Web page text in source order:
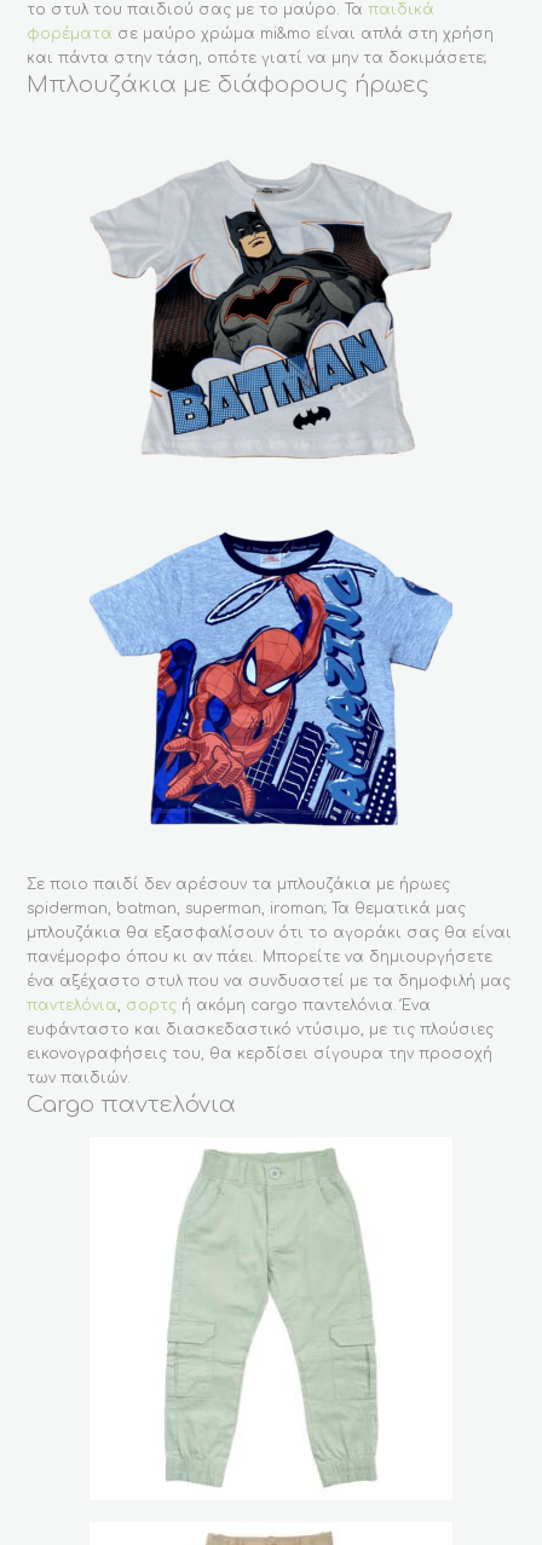
το στυλ του παιδιού σας με το μαύρο. Ταπαιδικά
φορέματα σε μαύρο χρώμα mi&mo είναι απλά στη χρήση
και πάντα στην τάση, οπότε γιατί να μην τα δοκιμάσετε;
Μπλουζάκια με διάφορους ήρωες
Σε ποιο παιδί δεν αρέσουν τα μπλουζάκια με ήρωες
spiderman, batman, superman, iroman; Τα θεματικά μας
μπλουζάκια θα εξασφαλίσουν ότι το αγοράκι σας θα είναι
πανέμορφο όπου κι αν πάει. Μπορείτε να δημιουργήσετε
ένα αξέχαστο στυλ που να συνδυαστεί με τα δημοφιλή μας
παντελόνια, σορτς ή ακόμη cargo παντελόνια. Ένα
ευφάνταστο και διασκεδαστικό ντύσιμο, με τις πλούσιες
εικονογραφήσεις του, θα κερδίσει σίγουρα την προσοχή
των παιδιών.
Cargo παντελόνια